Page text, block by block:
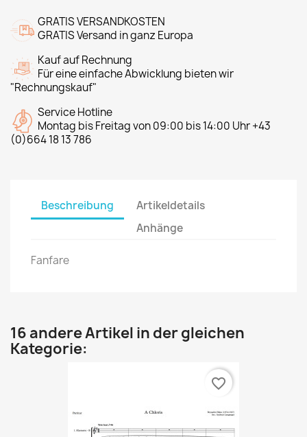
GRATIS VERSANDKOSTEN
GRATIS Versand in ganz Europa
Kauf auf Rechnung
Für eine einfache Abwicklung bieten wir
"Rechnungskauf"
Service Hotline
Montag bis Freitag von 09:00 bis 14:00 Uhr +43
(0)664 18 13 786
Beschreibung
Artikeldetails
Anhänge
Fanfare
16 andere Artikel in der gleichen
Kategorie:
favorite_border